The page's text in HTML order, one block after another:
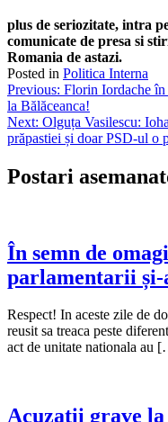
plus de seriozitate, intra
comunicate de presa si
Romania de astazi.
Posted in Politica Interna
Navigare
în
articole
Previous: Florin Iordache în
la Bălăceanca!
Next: Olguța Vasilescu:
prăpastiei și doar PSD-ul o
Postari
În semn de
parlamentarii
Respect! In aceste zile de
reusit sa treaca peste
act de unitate nationala au
Acuzații grave